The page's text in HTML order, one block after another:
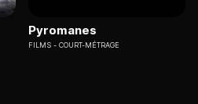
Pyromanes
FILMS COURT-MÉTRAGE